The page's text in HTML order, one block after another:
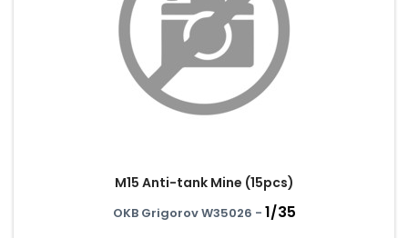
M15 Anti-tank Mine (15pcs)
OKB Grigorov W35026 - 1/35